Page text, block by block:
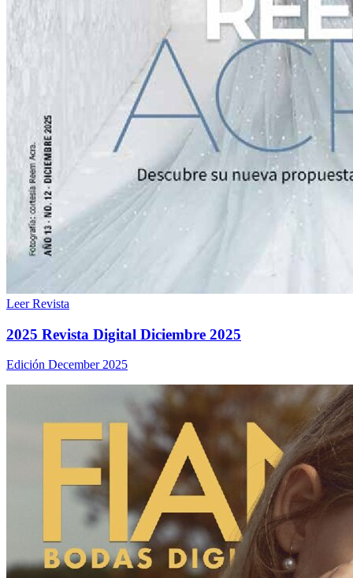
Leer Revista
2025 Revista Digital Diciembre 2025
Edición December 2025